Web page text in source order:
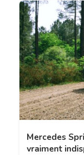
Mercedes
vraiment